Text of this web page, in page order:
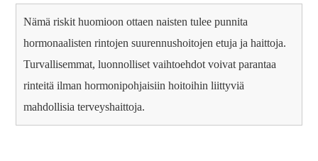
Nämä riskit huomioon ottaen naisten tulee punnita
hormonaalisten rintojen suurennushoitojen etuja ja haittoja.
Turvallisemmat, luonnolliset vaihtoehdot voivat parantaa
rinteitä ilman hormonipohjaisiin hoitoihin liittyviä
mahdollisia terveyshaittoja.